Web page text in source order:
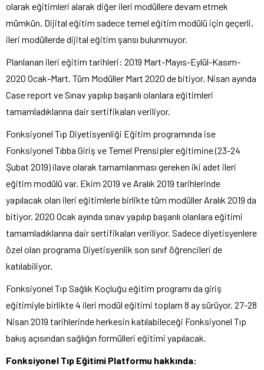
olarak eğitimleri alarak diğer ileri modüllere devam etmek
mümkün. Dijital eğitim sadece temel eğitim modülü için geçerli,
ileri modüllerde dijital eğitim şansı bulunmuyor.
Planlanan ileri eğitim tarihleri: 2019 Mart-Mayıs-Eylül-Kasım-
2020 Ocak-Mart. Tüm Modüller Mart 2020 de bitiyor. Nisan ayında
Case report ve Sınav yapılıp başarılı olanlara eğitimleri
tamamladıklarına dair sertifikaları veriliyor.
Fonksiyonel Tıp Diyetisyenliği Eğitim programında ise
Fonksiyonel Tıbba Giriş ve Temel Prensipler eğitimine (23-24
Şubat 2019) ilave olarak tamamlanması gereken iki adet ileri
eğitim modülü var. Ekim 2019 ve Aralık 2019 tarihlerinde
yapılacak olan ileri eğitimlerle birlikte tüm modüller Aralık 2019 da
bitiyor. 2020 Ocak ayında sınav yapılıp başarılı olanlara eğitimi
tamamladıklarına dair sertifikaları veriliyor. Sadece diyetisyenlere
özel olan programa Diyetisyenlik son sınıf öğrencileri de
katılabiliyor.
Fonksiyonel Tıp Sağlık Koçluğu eğitim programı da giriş
eğitimiyle birlikte 4 ileri modül eğitimi toplam 8 ay sürüyor. 27-28
Nisan 2019 tarihlerinde herkesin katılabileceği Fonksiyonel Tıp
bakış açısından sağlığın formülleri eğitimi yapılacak.
Fonksiyonel Tıp Eğitimi Platformu hakkında: